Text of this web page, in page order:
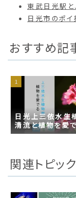
東武日光駅
日光市のポ
おすすめ記
日光上三依水生
清流と植物を愛
日光】
関連トピック